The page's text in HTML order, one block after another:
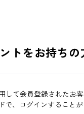
トをお持ちの
して会員登録されたお客
で、ログインすることが